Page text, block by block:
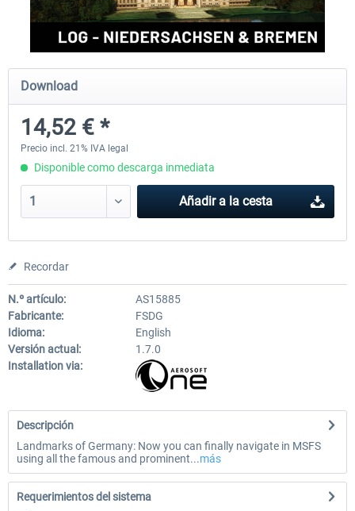
Aerosoft Mega Airport Brussels Aerosoft Airport Cologne/
Download
14,52 € *
Precio incl. 21% IVA legal
Disponible como descarga inmediata
Añadir a la cesta
Recordar
N.º artículo:
AS15885
Fabricante:
FSDG
Idioma:
English
Versión actual:
1.7.0
Installation via:
Descripción
Landmarks of Germany: Now you can finally navigate in MSFS
using all the famous and prominent...más
Requerimientos del sistema